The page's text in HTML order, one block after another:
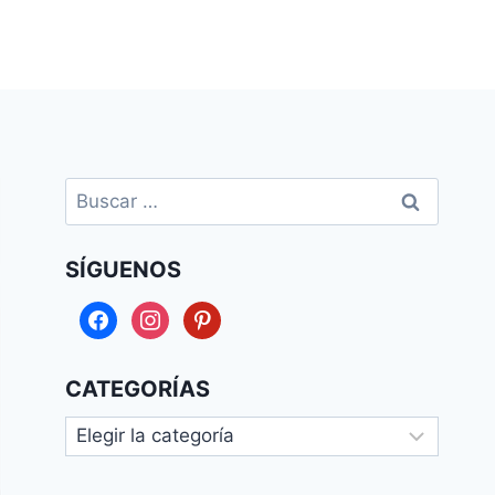
Buscar:
SÍGUENOS
facebookinstagrampinterest
CATEGORÍAS
Categorías